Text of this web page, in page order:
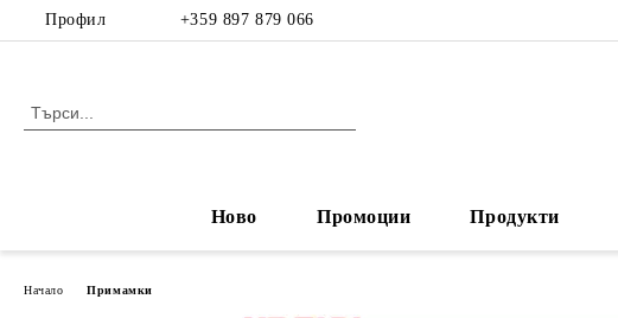
Профил +359 897 879 066
Ново Промоции Продукти
Начало Примамки